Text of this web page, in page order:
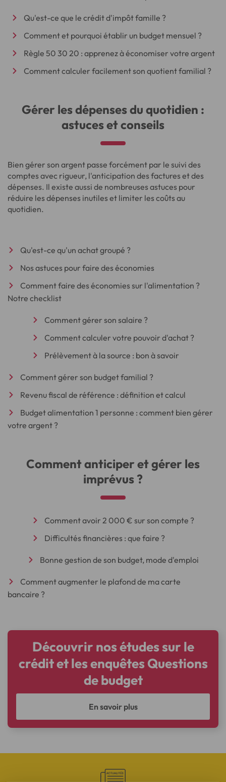
Qu'est-ce que le crédit d'impôt famille ?
Comment et pourquoi établir un budget mensuel ?
Règle 50 30 20 : apprenez à économiser votre argent
Comment calculer facilement son quotient familial ?
Gérer les dépenses du quotidien :
astuces et conseils
Bien gérer son argent passe forcément par le suivi des
comptes avec rigueur, l'anticipation des factures et des
dépenses. Il existe aussi de nombreuses astuces pour
réduire les dépenses inutiles et limiter les coûts au
quotidien.
Qu'est-ce qu'un achat groupé ?
Nos astuces pour faire des économies
Comment faire des économies sur l'alimentation ?
Notre checklist
Comment gérer son salaire ?
Comment calculer votre pouvoir d'achat ?
Prélèvement à la source : bon à savoir
Comment gérer son budget familial ?
Revenu fiscal de référence : définition et calcul
Budget alimentation 1 personne : comment bien gérer
votre argent ?
Comment anticiper et gérer les
imprévus ?
Comment avoir 2 000 € sur son compte ?
Difficultés financières : que faire ?
Bonne gestion de son budget, mode d'emploi
Comment augmenter le plafond de ma carte
bancaire ?
Découvrir nos études sur le
crédit et les enquêtes Questions
de budget
En savoir plus